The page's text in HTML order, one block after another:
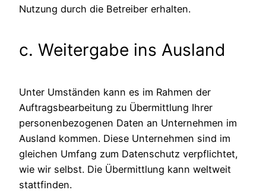
Nutzung durch die Betreiber erhalten.
c. Weitergabe ins Ausland
Unter Umständen kann es im Rahmen der
Auftragsbearbeitung zu Übermittlung Ihrer
personenbezogenen Daten an Unternehmen im
Ausland kommen. Diese Unternehmen sind im
gleichen Umfang zum Datenschutz verpflichtet,
wie wir selbst. Die Übermittlung kann weltweit
stattfinden.